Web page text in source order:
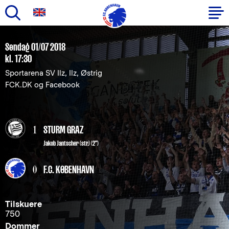
til
hovedindhold
Primær
navigation
Søndag 01/07 2018
kl. 17:30
Sportarena SV Ilz, Ilz, Østrig
FCK.DK og Facebook
1 STURM GRAZ
Jakob Jantscher (str.) (2")
0 F.C. KØBENHAVN
Tilskuere
750
Dommer